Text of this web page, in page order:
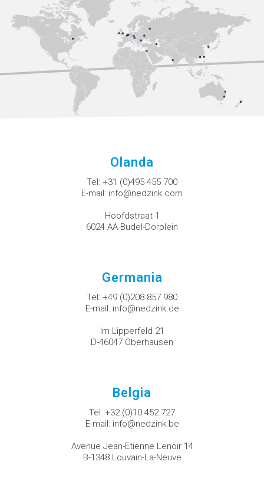
Olanda
Tel: +31 (0)495 455 700
E-mail: info@nedzink.com
Hoofdstraat 1
6024 AA Budel-Dorplein
Germania
Tel: +49 (0)208 857 980
E-mail: info@nedzink.de
Im Lipperfeld 21
D-46047 Oberhausen
Belgia
Tel: +32 (0)10 452 727
E-mail: info@nedzink.be
Avenue Jean-Etienne Lenoir 14
B-1348 Louvain-La-Neuve